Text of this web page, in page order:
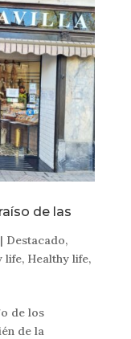
de las
| Destacado,
life, Healthy life,
de los
de la